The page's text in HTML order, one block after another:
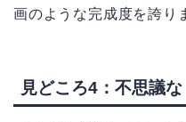
画のような完成度を誇り
見どころ4：不思議